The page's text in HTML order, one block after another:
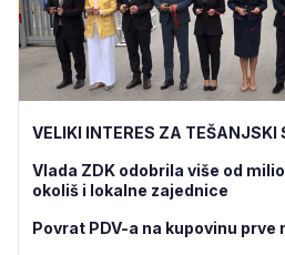
VELIKI INTERES ZA TEŠANJSKI
Vlada ZDK odobrila više od
okoliš i lokalne zajednice
Povrat PDV-a na kupovinu prve